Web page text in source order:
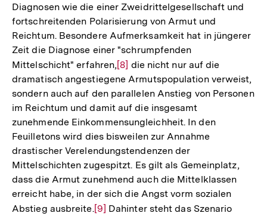
Diagnosen wie die einer Zweidrittelgesellschaft und
fortschreitenden Polarisierung von Armut und
Reichtum. Besondere Aufmerksamkeit hat in jüngerer
Zeit die Diagnose einer "schrumpfenden
Mittelschicht" erfahren,Zur
Auflösung
der
Fußnote
[8] die nicht nur auf die
dramatisch angestiegene Armutspopulation verweist,
sondern auch auf den parallelen Anstieg von Personen
im Reichtum und damit auf die insgesamt
zunehmende Einkommensungleichheit. In den
Feuilletons wird dies bisweilen zur Annahme
drastischer Verelendungstendenzen der
Mittelschichten zugespitzt. Es gilt als Gemeinplatz,
dass die Armut zunehmend auch die Mittelklassen
erreicht habe, in der sich die Angst vorm sozialen
Abstieg ausbreite.Zur
[9] Dahinter steht das Szenario